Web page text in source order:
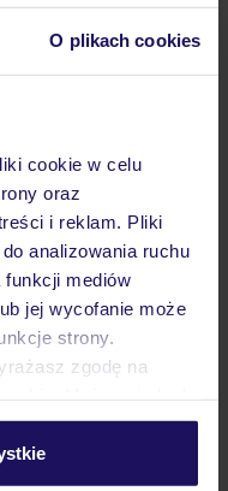
O plikach cookies
cookie w celu
oraz
i reklam. Pliki
analizowania ruchu
funkcji mediów
jej wycofanie może
strony.
zgodę na
w zakładkę
cookie znajdziesz
»
TUI?
biuro
w Polsce